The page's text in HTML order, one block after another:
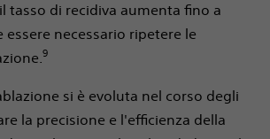
tasso di recidiva aumenta fino a
essere necessario ripetere le
9
si è evoluta nel corso degli
la precisione e l'efficienza della